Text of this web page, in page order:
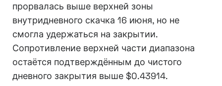
прорвалась выше верхней зоны
внутридневного скачка 16 июня, но не
смогла удержаться на закрытии.
Сопротивление верхней части диапазона
остаётся подтверждённым до чистого
дневного закрытия выше $0.43914.